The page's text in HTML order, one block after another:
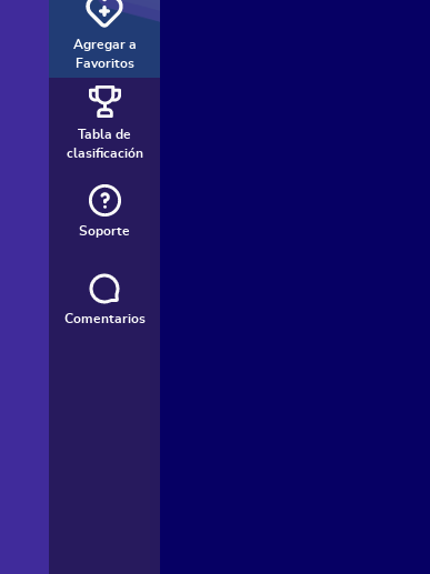
Agregar a
Favoritos
Tabla de
clasificación
Soporte
Comentarios